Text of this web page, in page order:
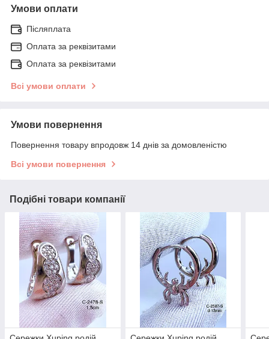
Умови оплати
Післяплата
Оплата за реквізитами
Оплата за реквізитами
Всі умови оплати
Умови повернення
Повернення товару впродовж 14 днів за домовленістю
Всі умови повернення
Подібні товари компанії